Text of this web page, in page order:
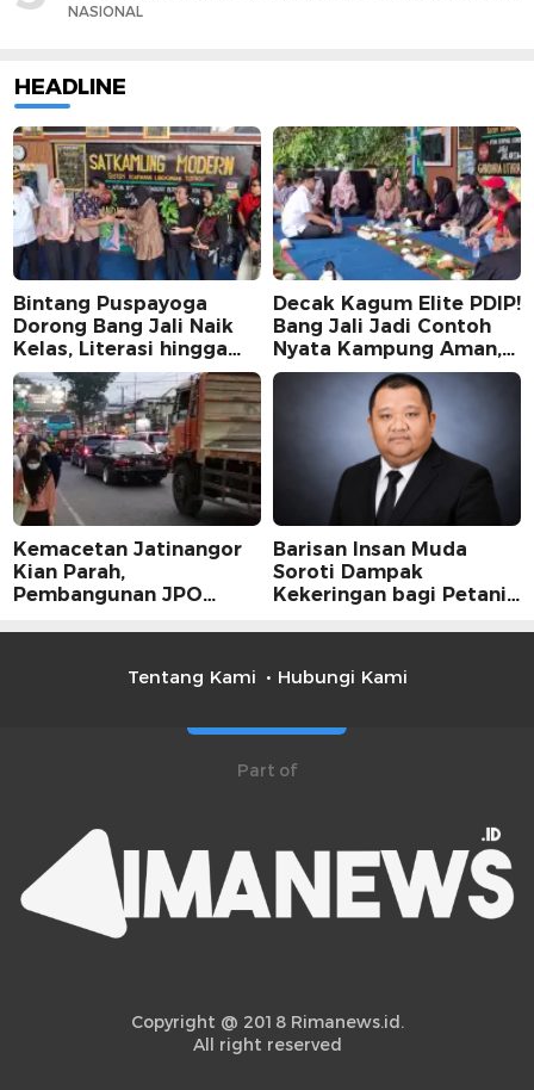
NASIONAL
HEADLINE
Bintang Puspayoga
Dorong Bang Jali Naik
Kelas, Literasi hingga
UMKM Digital Jadi
Fokus
Decak Kagum Elite PDIP!
Bang Jali Jadi Contoh
Nyata Kampung Aman,
Bersih, dan Mandiri
Kemacetan Jatinangor
Kian Parah,
Pembangunan JPO
Mendesak
Barisan Insan Muda
Soroti Dampak
Kekeringan bagi Petani,
dan Masyarakat Penting
Tentang Kami
Hubungi Kami
Part of
Copyright @ 2018 Rimanews.id.
All right reserved